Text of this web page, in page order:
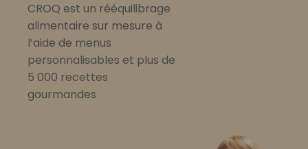
CROQ est un rééquilibrage
alimentaire sur mesure à
l’aide de menus
personnalisables et plus de
5 000 recettes
gourmandes